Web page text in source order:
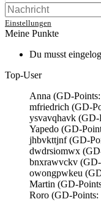
User398184
Facilitator
User398184
User398184
Facilitator
User398182
standardization
User398182
standardization
Einstellungen
Meine Punkte
Du musst
Top-User
Anna (GD-
mfriedrich (GD-
ysvavqhavk (GD-
Yapedo (GD-
jhbvkttjnf (GD-
dwdrsiomwx
bnxrawvckv
owongpwkeu
Martin (GD-
Roro (GD-Points: